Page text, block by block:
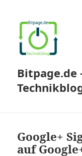
Bitpage.de
Google+
auf